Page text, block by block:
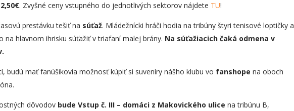
2,50€. Zvyšné ceny vstupného do jednotlivých sektorov nájdete TU!
prestávku tešiť na súťaž. Mládežnícki hráči hodia na tribúny štyri tenisové loptičky a
na hlavnom ihrisku súťažiť v triafaní malej brány. Na súťažiacich čaká odmena v
budú mať fanúšikovia možnosť kúpiť si suveníry nášho klubu vo fanshope na oboch
dôvodov bude Vstup č. III – domáci z Makovického ulice na tribúnu B,